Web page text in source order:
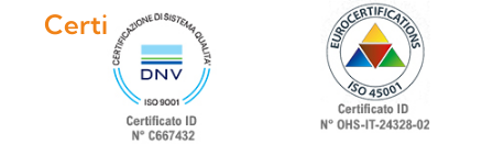
Certificazioni